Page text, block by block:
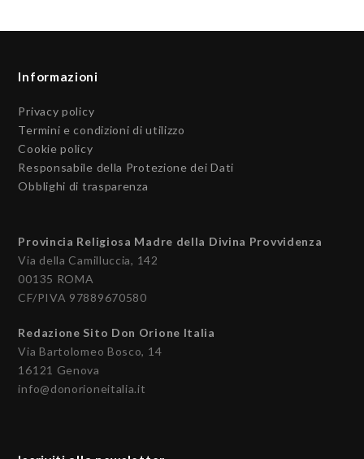
Informazioni
Privacy policy
Termini e condizioni di utilizzo
Cookie policy
Responsabile della Protezione dei Dati
Obblighi di trasparenza
Provincia Religiosa Madre della Divina Provvidenza
Via della Camilluccia, 142
00135 ROMA
CF/PIVA 97889670580
Redazione Sito Don Orione Italia
Via Bartolomeo Bosco, 14
16121 Genova
info@donorioneitalia.it